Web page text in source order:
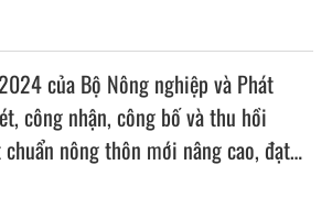
của Bộ Nông nghiệp và Phát
công nhận, công bố và thu hồi
nông thôn mới nâng cao, đạt
nông thôn mới giai đoạn 2021 -